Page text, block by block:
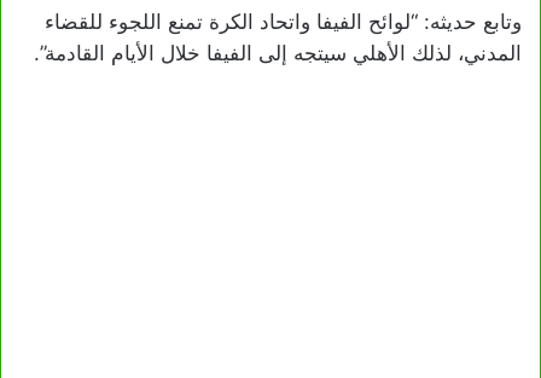
وتابع حديثه: “لوائح الفيفا واتحاد الكرة تمنع اللجوء للقضاء
المدني، لذلك الأهلي سيتجه إلى الفيفا خلال الأيام القادمة”.